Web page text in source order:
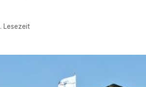
Lesezeit